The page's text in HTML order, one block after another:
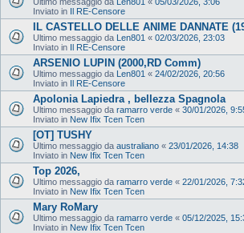
Inviato in Il RE-Censore
IL CASTELLO DELLE ANIME DANNATE
Ultimo messaggio da Len801 « 02/03/2026, 23:03
Inviato in Il RE-Censore
ARSENIO LUPIN (2000,RD Comm)
Ultimo messaggio da Len801 « 24/02/2026, 20:56
Inviato in Il RE-Censore
Apolonia Lapiedra , bellezza Spagnola
Ultimo messaggio da ramarro verde « 30/01/2026,
Inviato in New Ifix Tcen Tcen
[OT] TUSHY
Ultimo messaggio da australiano « 23/01/2026, 14:38
Inviato in New Ifix Tcen Tcen
Top 2026,
Ultimo messaggio da ramarro verde « 22/01/2026,
Inviato in New Ifix Tcen Tcen
Mary RoMary
Ultimo messaggio da ramarro verde « 05/12/2025,
Inviato in New Ifix Tcen Tcen